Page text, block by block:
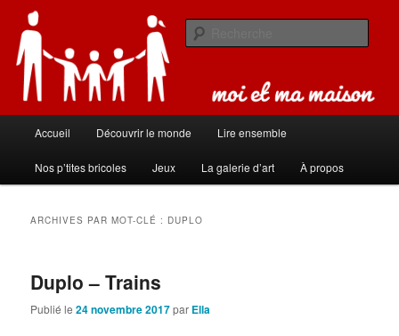
contenu
principal
contenu
secondaire
Moi et ma maison
Carnet de bord de famille
principal
Accueil Découvrir le monde Lire ensemble
Nos p’tites bricoles Jeux La galerie d’art À propos
ARCHIVES PAR MOT-CLÉ : DUPLO
Duplo – Trains
Publié le24 novembre 2017par Ella